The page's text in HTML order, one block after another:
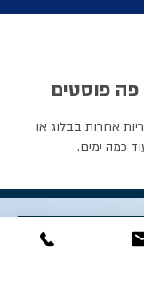
פה פוסטים
אחרות בבלוג או
כמה ימים.